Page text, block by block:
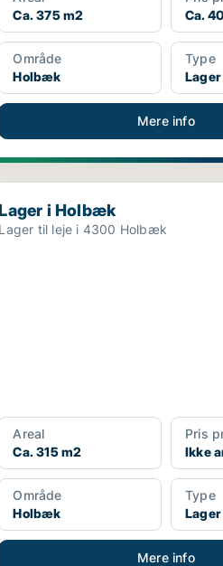
Ca. 375 m2
Ca.
Område
Holbæk
Type
Lager
Mere info
i Holbæk
i Holbæk
Lager til leje i 4300 Holbæk
Areal
Ca. 315 m2
Pris
Ikke
Område
Holbæk
Type
Lager
Mere info